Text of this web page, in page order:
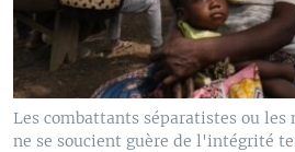
Les combattants séparatistes ou
ne se soucient guère de l'intégrité